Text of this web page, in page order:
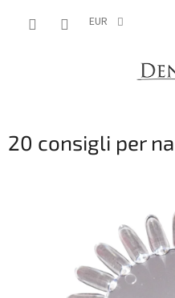
EUR
20 consigli per